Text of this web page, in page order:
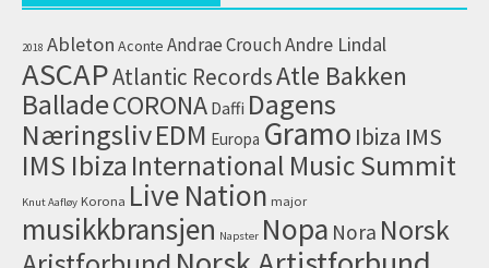
2018 Ableton Aconte Andrae CrouchAndre Lindal
ASCAPAtlantic RecordsAtle Bakken
BalladeCORONA Daffi Dagens
NæringslivEDM Europa Gramo Ibiza IMS
IMS Ibiza International Music Summit
Knut Aafløy Korona Live Nation major
musikkbransjen Napster Nopa Nora Norsk